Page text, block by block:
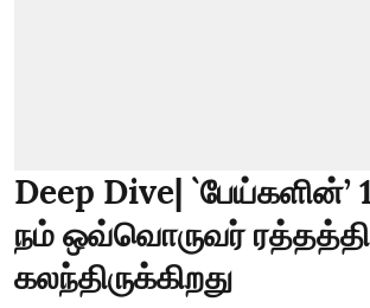
Deep Dive| `பேய்களின்’
நம் ஒவ்வொருவர்
கலந்திருக்கிறது